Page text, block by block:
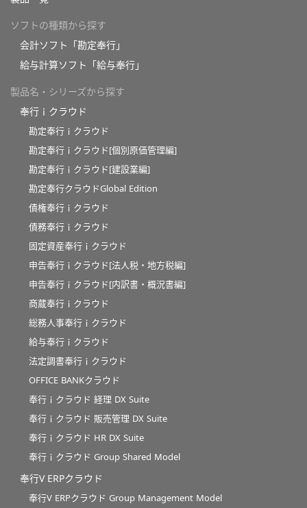
ソフトの種類から探す
会計ソフト「勘定奉行」
給与計算ソフト「給与奉行」
製品名・シリーズから探す
奉行ｉクラウド
勘定奉行ｉクラウド
勘定奉行ｉクラウド[個別原価管理編]
勘定奉行ｉクラウド[建設業編]
勘定奉行クラウドGlobal Edition
債権奉行ｉクラウド
債務奉行ｉクラウド
固定資産奉行ｉクラウド
申告奉行ｉクラウド[法人税・地方税編]
申告奉行ｉクラウド[内訳書・概況書編]
商蔵奉行ｉクラウド
総務人事奉行ｉクラウド
給与奉行ｉクラウド
法定調書奉行ｉクラウド
OFFICE BANKクラウド
奉行ｉクラウド 経理 DX Suite
奉行ｉクラウド 販売管理 DX Suite
奉行ｉクラウド HR DX Suite
奉行ｉクラウド Group Shared Model
奉行V ERPクラウド
奉行V ERPクラウド Group Management Model